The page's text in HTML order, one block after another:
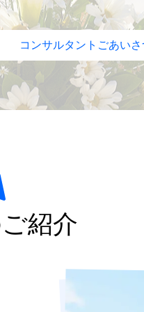
コンサルタントごあい
紹介